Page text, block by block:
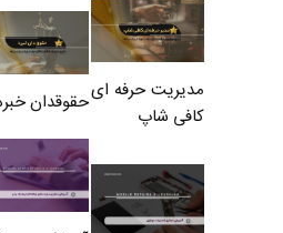
مدیریت حرفه ای
کافی شاپ
حقوقدان